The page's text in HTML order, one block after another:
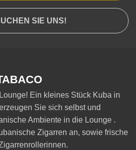
SIE UNS!
Ein kleines Stück Kuba in
Sie sich selbst und
Ambiente in die Lounge .
Zigarren an, sowie frische